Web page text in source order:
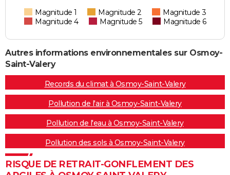
Magnitude 1 Magnitude 2
Magnitude 3
Magnitude 4
Magnitude 5 Magnitude 6
Autres informations environnementales sur Osmoy-
Saint-Valery
Records du climat à Osmoy-Saint-Valery
Pollution de l'air à Osmoy-Saint-Valery
Pollution de l'eau à Osmoy-Saint-Valery
Pollution des sols à Osmoy-Saint-Valery
RISQUE DE RETRAIT-GONFLEMENT DES